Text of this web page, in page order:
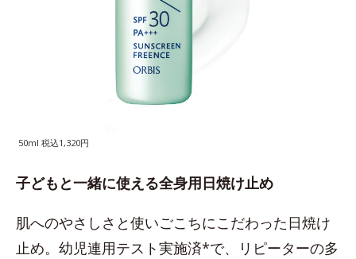
50ml 税込1,320円
子どもと一緒に使える全身用日焼け止め
肌へのやさしさと使いごこちにこだわった日焼け
止め。幼児連用テスト実施済*で、リピーターの多